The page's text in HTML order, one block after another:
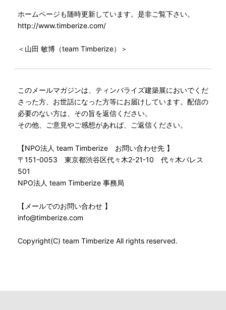
ホームページも随時更新しています。是非ご覧下さい。
http://www.timberize.com/
＜山田 敏博（team Timberize）＞
このメールマガジンは、ティンバライズ建築展においでくだ
さった方、お世話になった方等にお届けしています。配信の
必要のない方は、その旨を返信ください。
その他、ご意見やご感想があれば、ご返信ください。
【NPO法人 team Timberize お問い合わせ先 】
〒151-0053 東京都渋谷区代々木2-21-10 代々木パレス
501
NPO法人 team Timberize 事務局
【メールでのお問い合わせ 】
info@timberize.com
Copyright(C) team Timberize All rights reserved.